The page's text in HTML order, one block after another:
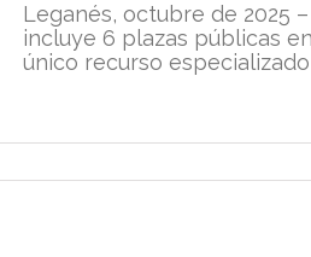
Leganés, octubre de 2025
incluye 6 plazas públicas
único recurso